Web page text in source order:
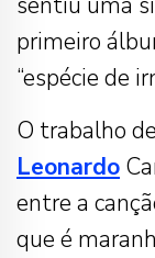
primeiro
“espécie de
O trabalho
Leonardo
entre a
que é